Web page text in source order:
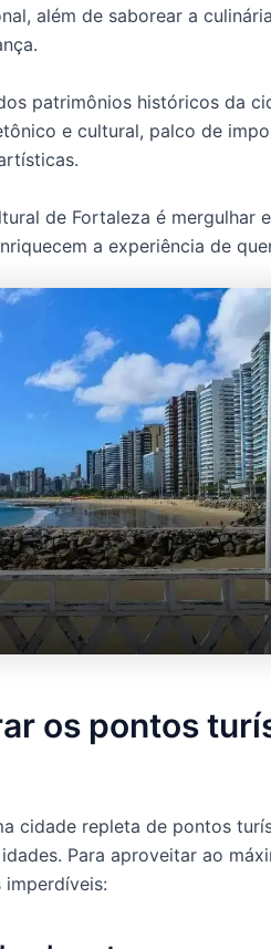
além de saborear a
patrimônios históricos da
e cultural, palco de
de Fortaleza é mergulhar
a experiência de
os pontos
cidade repleta de pontos
Para aproveitar ao
imperdíveis: